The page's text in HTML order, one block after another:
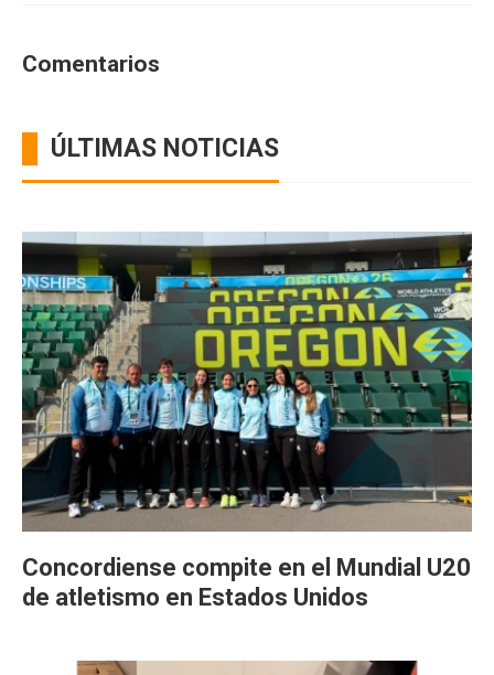
Comentarios
ÚLTIMAS NOTICIAS
Concordiense compite en el Mundial U20
de atletismo en Estados Unidos